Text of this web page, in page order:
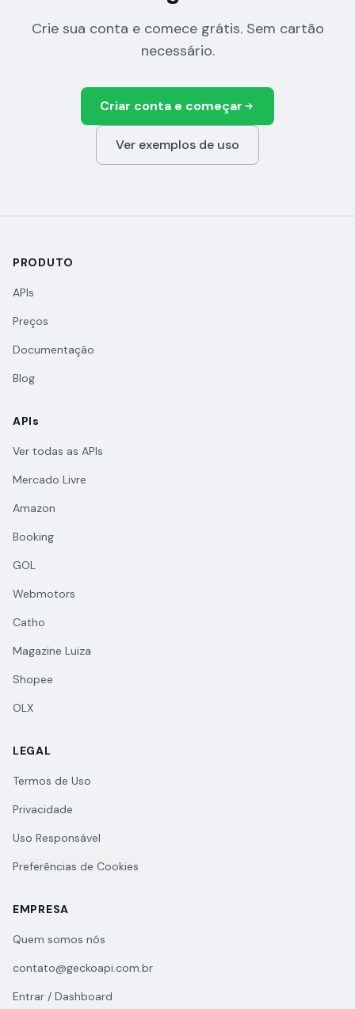
Crie sua conta e comece grátis. Sem cartão
necessário.
Criar conta e começar
Ver exemplos de uso
PRODUTO
APIs
Preços
Documentação
Blog
APIs
Ver todas as APIs
Mercado Livre
Amazon
Booking
GOL
Webmotors
Catho
Magazine Luiza
Shopee
OLX
LEGAL
Termos de Uso
Privacidade
Uso Responsável
Preferências de Cookies
EMPRESA
Quem somos nós
contato@geckoapi.com.br
Entrar / Dashboard